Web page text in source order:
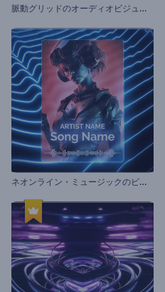
脈
動グリッドのオーディオビジュアライザー
ネ
オンライン・ミュージックのビジュアライザー